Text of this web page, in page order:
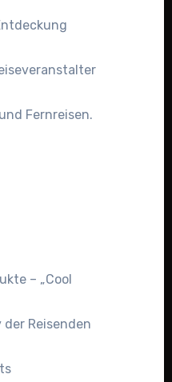
Fernreisen.
– „Cool
Reisenden